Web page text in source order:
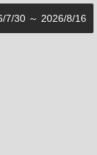
7/30 ～ 2026/8/16